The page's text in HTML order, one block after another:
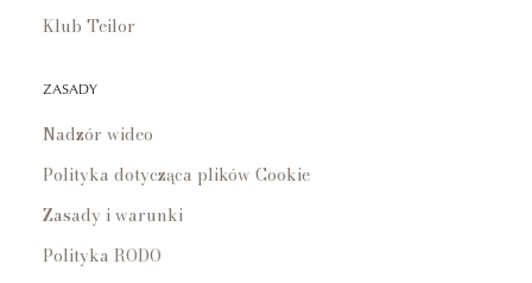
Klub Teilor
ZASADY
Nadzór wideo
Polityka dotycząca plików Cookie
Zasady i warunki
Polityka RODO